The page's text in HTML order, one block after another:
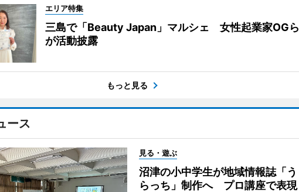
エリア特集
三島で「Beauty Japan」マルシェ 女性起業家OGら
が活動披露
もっと見る
ース
見る・遊ぶ
沼津の小中学生が地域情報誌「う
らっち」制作へ プロ講座で表現